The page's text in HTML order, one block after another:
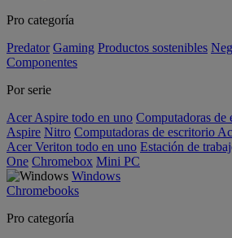
Pro categoría
Predator Gaming Productos sostenibles
Componentes
Por serie
Acer Aspire todo en uno Computadoras de
Aspire Nitro Computadoras de escritorio
Acer Veriton todo en uno Estación de
One Chromebox Mini PC
Windows
Chromebooks
Pro categoría